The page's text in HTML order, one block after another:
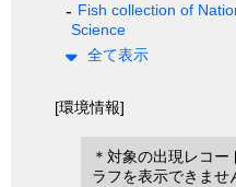
Fish collection of
Science
全て表示
[環境情報]
＊対象の出現レコ
ラフを表示できませ